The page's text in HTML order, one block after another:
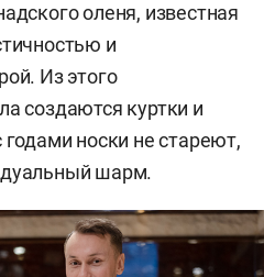
оленя, известная
и
Из этого
создаются куртки и
носки не стареют,
шарм.